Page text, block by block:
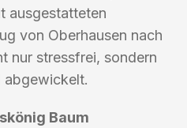
ausgestatteten
von Oberhausen nach
nur stressfrei, sondern
abgewickelt.
Baum